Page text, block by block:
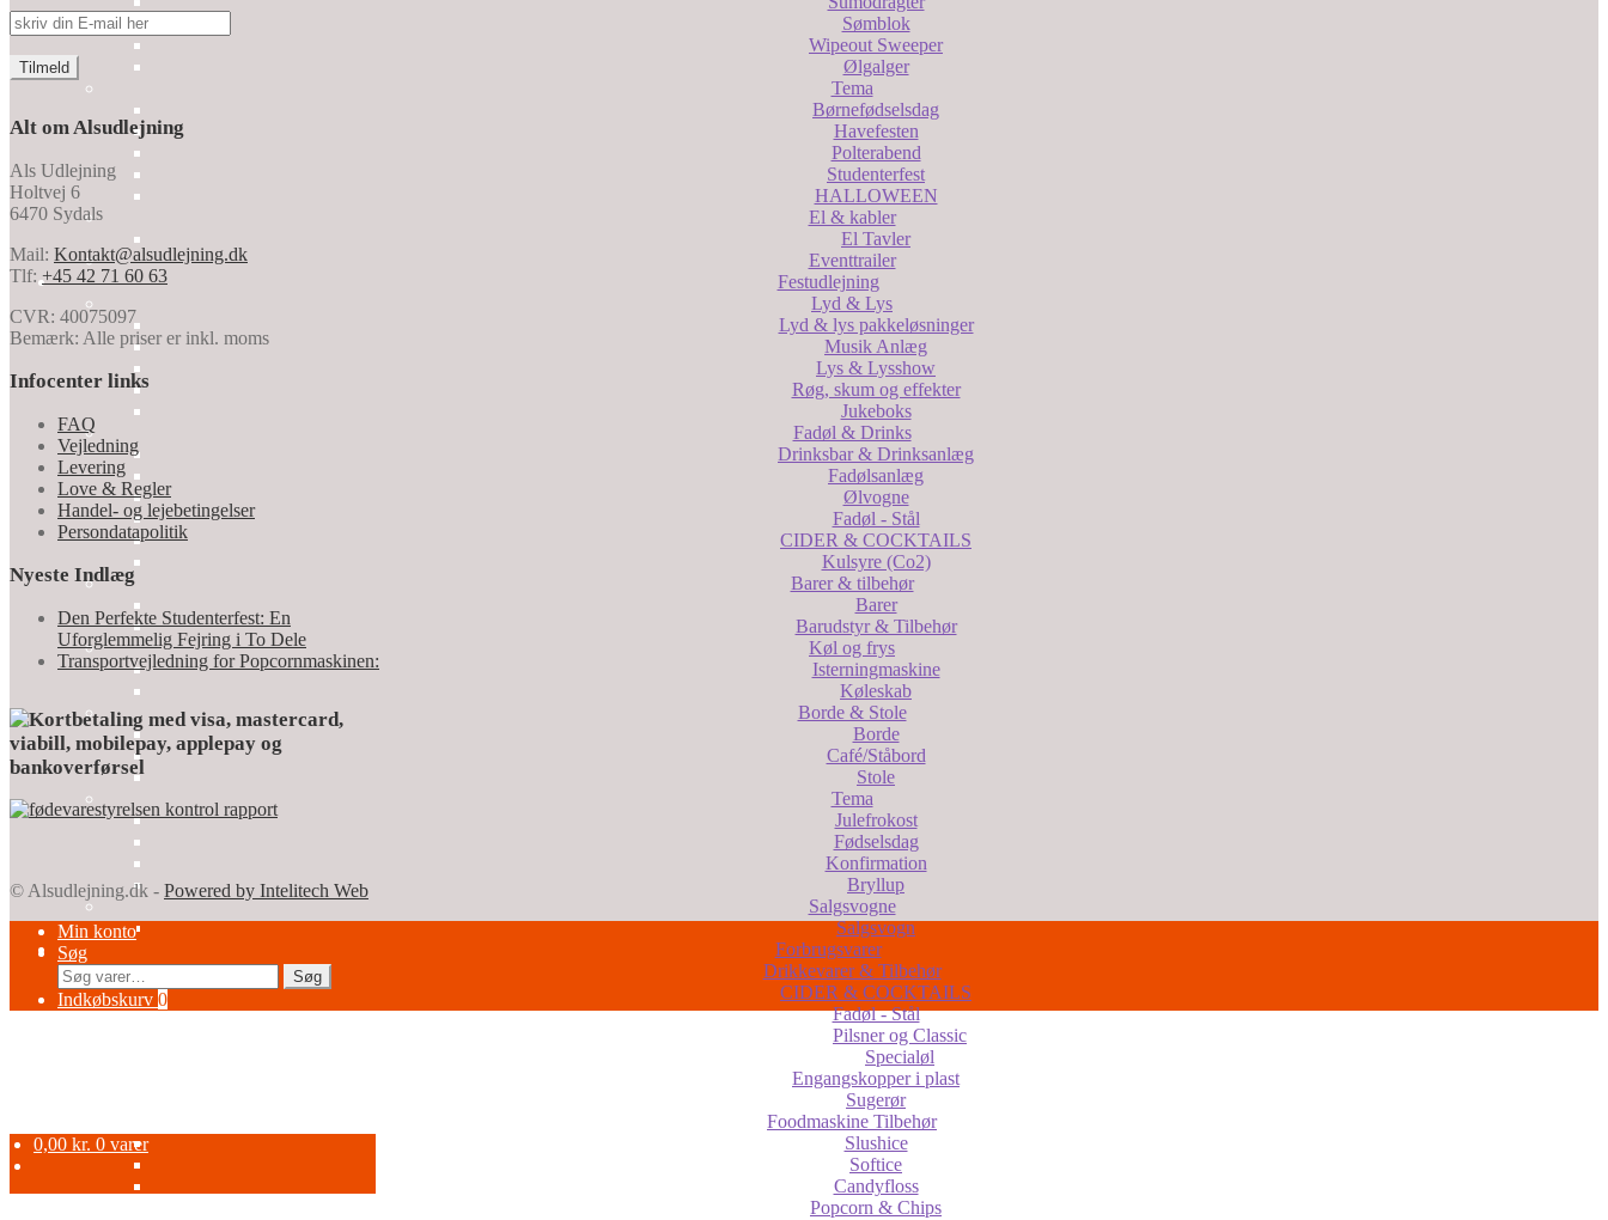
Sømblok
Wipeout Sweeper
Ølgalger
Tema
Børnefødselsdag
Havefesten
Polterabend
Studenterfest
HALLOWEEN
El & kabler
El Tavler
Eventtrailer
Festudlejning
Lyd & Lys
Lyd & lys pakkeløsninger
Musik Anlæg
Lys & Lysshow
Røg, skum og effekter
Jukeboks
Fadøl & Drinks
Drinksbar & Drinksanlæg
Fadølsanlæg
Ølvogne
Fadøl - Stål
CIDER & COCKTAILS
Kulsyre (Co2)
Barer & tilbehør
Barer
Barudstyr & Tilbehør
Køl og frys
Isterningmaskine
Køleskab
Borde & Stole
Borde
Café/Ståbord
Stole
Tema
Julefrokost
Fødselsdag
Konfirmation
Bryllup
Salgsvogne
Salgsvogn
Forbrugsvarer
Drikkevarer & Tilbehør
CIDER & COCKTAILS
Fadøl - Stål
Pilsner og Classic
Specialøl
Engangskopper i plast
Sugerør
Foodmaskine Tilbehør
Slushice
Softice
Candyfloss
Popcorn & Chips
0,00 kr. 0 varer
Alt om Alsudlejning
Als Udlejning
Holtvej 6
6470 Sydals
Mail: Kontakt@alsudlejning.dk
Tlf:+45 42 71 60 63
CVR: 40075097
Bemærk: Alle priser er inkl. moms
Infocenter links
FAQ
Vejledning
Levering
Love & Regler
Handel- og lejebetingelser
Persondatapolitik
Nyeste Indlæg
Den Perfekte Studenterfest: En
Uforglemmelig Fejring i To Dele
Transportvejledning for Popcornmaskinen:
© Alsudlejning.dk - Powered by Intelitech Web
Min konto
Søg
Søg
efter:
Søg
Indkøbskurv 0